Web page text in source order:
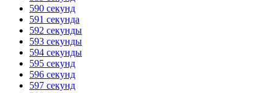
590 секунд
591 секунда
592 секунды
593 секунды
594 секунды
595 секунд
596 секунд
597 секунд